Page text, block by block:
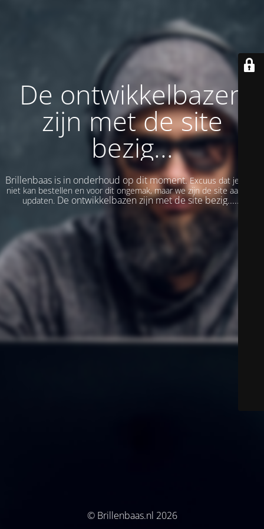
De ontwikkelbazen
zijn met de site
bezig...
Brillenbaas is in onderhoud op dit moment.Excuus dat je even
niet kan bestellen en voor dit ongemak, maar we zijn de site aan het
updaten. De ontwikkelbazen zijn met de site bezig......
© Brillenbaas.nl 2026